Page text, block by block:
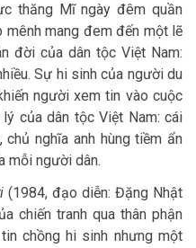
thăng Mĩ ngày đêm quần
mang đem đến một lẽ
đời của dân tộc Việt Nam:
Sự hi sinh của người du
người xem tin vào cuộc
của dân tộc Việt Nam: cái
nghĩa anh hùng tiềm ẩn
mỗi người dân.
(1984, đạo diễn: Đặng Nhật
chiến tranh qua thân phận
chồng hi sinh nhưng một